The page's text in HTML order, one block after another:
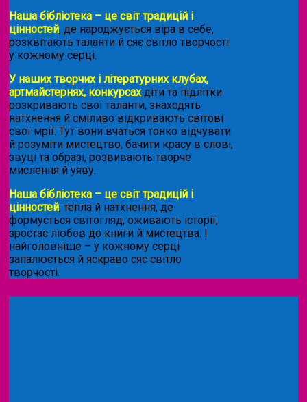
Наша бібліотека – це світ традицій і
цінностей, де народжується віра в себе,
розквітають таланти й сяє світло творчості
у кожному серці.
У наших творчих і літературних клубах,
артмайстернях, конкурсахдіти та підлітки
розкривають свої таланти, знаходять
натхнення й сміливо відкривають світові
свої мрії. Тут вони вчаться тонко відчувати
й розуміти мистецтво, бачити красу в слові,
звуці та образі, розвивають творче
мислення й уяву.
Наша бібліотека – це світ традицій і
цінностей, тепла й натхнення, де
формується світогляд, оживають історії,
зростає любов до книги й мистецтва. І
найголовніше – у кожному серці
запалюється й яскраво сяє світло
творчості.